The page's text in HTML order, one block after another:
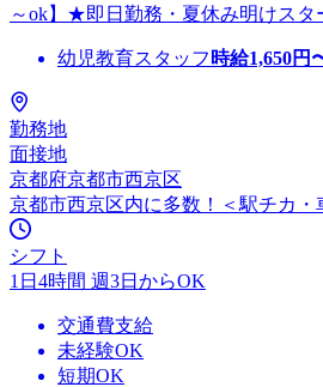
～ok】★即日勤務・夏休み明けスタ
幼児教育スタッフ 時給1,650円
勤務地
面接地
京都府京都市西京区
京都市西京区内に多数！＜駅チカ・
シフト
1日4時間 週3日からOK
交通費支給
未経験OK
短期OK